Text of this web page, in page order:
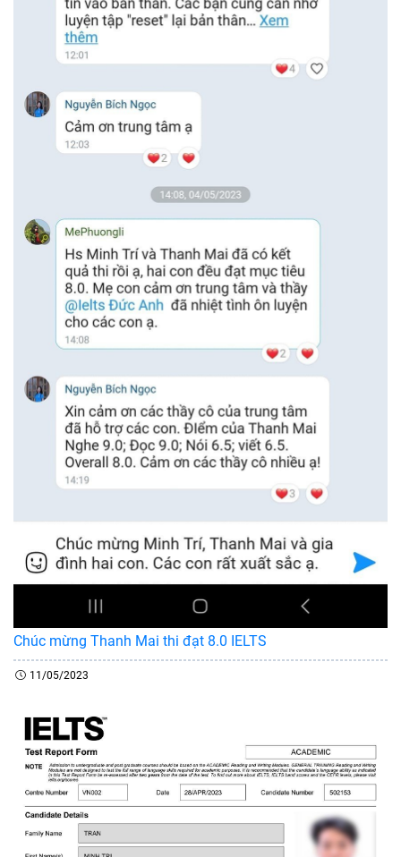
Chúc mừng Thanh Mai thi đạt 8.0 IELTS
11/05/2023